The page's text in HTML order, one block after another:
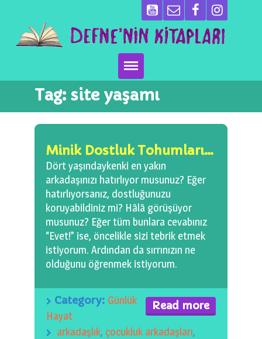
Ana Sayfa
Kitaplarımız
Ben Kimim?
Emeği Geçenler
Neler Yapıyoruz?
Basın
0 km.Bızdıklar Yazılarım
Filmlerimiz
Hadi Bize Yazın
Tag: site yaşamı
Minik Dostluk Tohumları…
Dört yaşındaykenki en yakın
arkadaşınızı hatırlıyor musunuz? Eğer
hatırlıyorsanız, dostluğunuzu
koruyabildiniz mi? Hâlâ görüşüyor
musunuz? Eğer tüm bunlara cevabınız
“Evet!” ise, öncelikle sizi tebrik etmek
istiyorum. Ardından da sırrınızın ne
olduğunu öğrenmek istiyorum.
Read more
Category: Günlük
Hayat
arkadaşlık, çocukluk arkadaşları,